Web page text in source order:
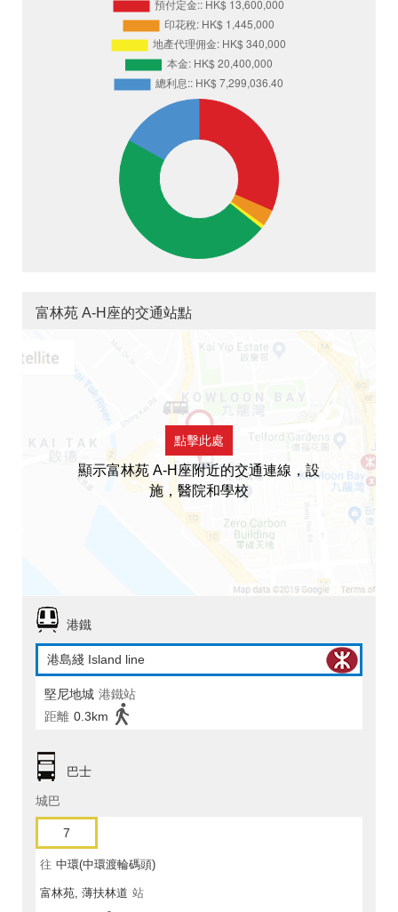
富林苑 A-H座的交通站點
點擊此處
顯示富林苑 A-H座附近的交通連線，設
施，醫院和學校
港鐵
港島綫 Island line
堅尼地城 港鐵站
距離 0.3km
巴士
城巴
7
往 中環(中環渡輪碼頭)
富林苑, 薄扶林道 站